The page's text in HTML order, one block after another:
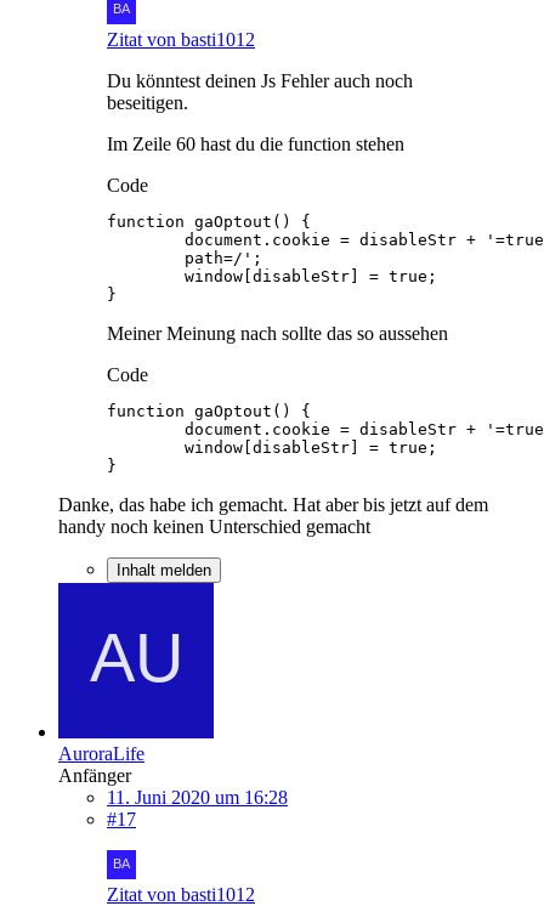
Zitat von basti1012
Du könntest deinen Js Fehler auch noch
beseitigen.
Im Zeile 60 hast du die function stehen
Code
}
Meiner Meinung nach sollte das so aussehen
Code
}
Danke, das habe ich gemacht. Hat aber bis jetzt auf dem
handy noch keinen Unterschied gemacht
Inhalt melden
AuroraLife
Anfänger
11. Juni 2020 um 16:28
#17
Zitat von basti1012